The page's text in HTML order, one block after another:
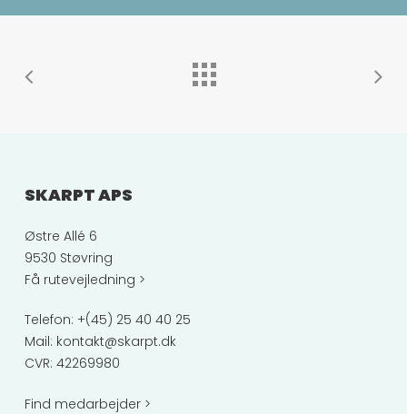
SKARPT APS
Østre Allé 6
9530 Støvring
Få rutevejledning >
Telefon: +(45) 25 40 40 25
Mail: kontakt@skarpt.dk
CVR: 42269980
Find medarbejder >